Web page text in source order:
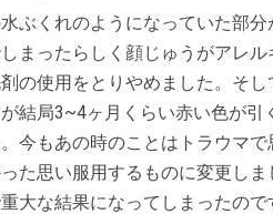
ぶくれのようになっていた部
まったらしく顔じゅうがアレ
の使用をとりやめました。そ
結局3~4ヶ月くらい赤い色が
今もあの時のことはトラウマ
た思い服用するものに変更し
大な結果になってしまったの